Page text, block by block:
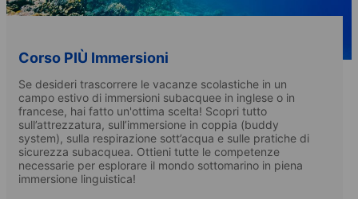
Corso PIÙ Immersioni
Se desideri trascorrere le vacanze scolastiche in un
campo estivo di immersioni subacquee in inglese o in
francese, hai fatto un'ottima scelta! Scopri tutto
sull’attrezzatura, sull’immersione in coppia (buddy
system), sulla respirazione sott’acqua e sulle pratiche di
sicurezza subacquea. Ottieni tutte le competenze
necessarie per esplorare il mondo sottomarino in piena
immersione linguistica!